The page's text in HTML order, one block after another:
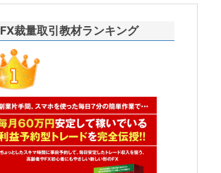
FX裁量取引教材ランキング